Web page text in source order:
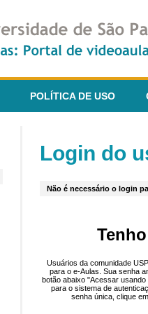
POLÍTICA DE USO
Login do
Não é necessário o login
Usuários da comunidade
para o e-Aulas. Sua senha
botão abaixo "Acessar
para o sistema de
senha única, clique